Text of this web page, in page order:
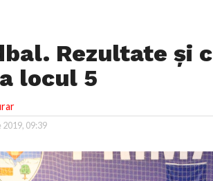
Rezultate și
locul 5
09:39